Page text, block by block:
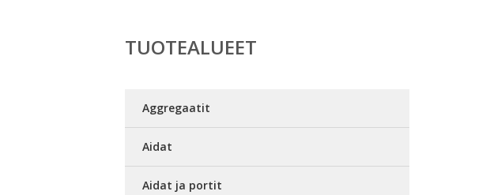
TUOTEALUEET
Aggregaatit
Aidat
Aidat ja portit